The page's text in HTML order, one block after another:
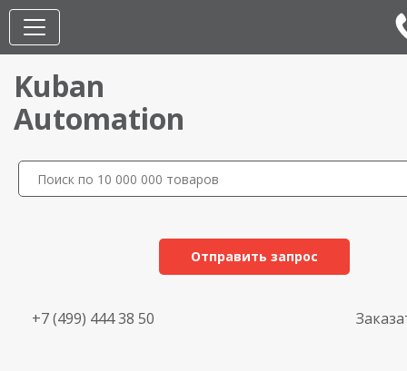
Kuban
Automation
Отправить запрос
+7 (499) 444 38 50